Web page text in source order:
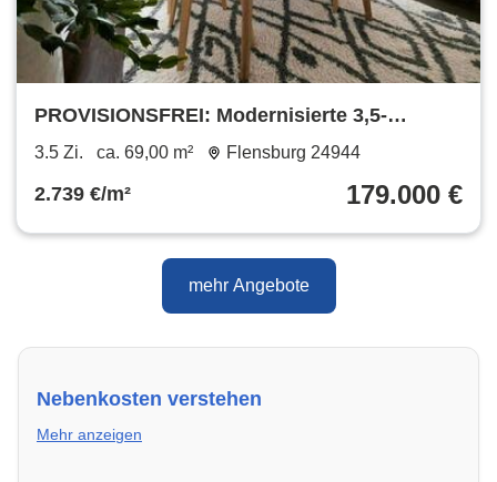
PROVISIONSFREI: Modernisierte 3,5-
Zimmer-Wohnung mit Südbalkon
3.5 Zi. ca. 69,00 m² Flensburg 24944
2.739 €/m² 179.000 €
mehr Angebote
Nebenkosten verstehen
Mehr anzeigen